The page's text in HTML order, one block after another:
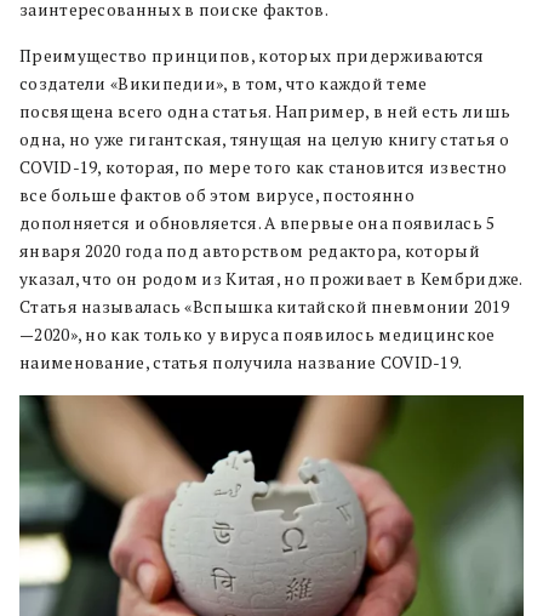
заинтересованных в поиске фактов.
Преимущество принципов, которых придерживаются
создатели «Википедии», в том, что каждой теме
посвящена всего одна статья. Например, в ней есть лишь
одна, но уже гигантская, тянущая на целую книгу статья о
COVID-19, которая, по мере того как становится известно
все больше фактов об этом вирусе, постоянно
дополняется и обновляется. А впервые она появилась 5
января 2020 года под авторством редактора, который
указал, что он родом из Китая, но проживает в Кембридже.
Статья называлась «Вспышка китайской пневмонии 2019
—2020», но как только у вируса появилось медицинское
наименование, статья получила название COVID-19.